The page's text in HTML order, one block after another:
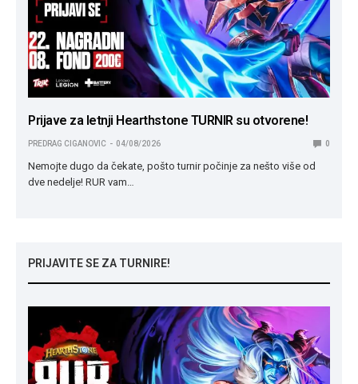
Prijave za letnji Hearthstone TURNIR su otvorene!
PREDRAG CIGANOVIC 04/08/2026 0
Nemojte dugo da čekate, pošto turnir počinje za nešto više od
dve nedelje! RUR vam…
PRIJAVITE SE ZA TURNIRE!